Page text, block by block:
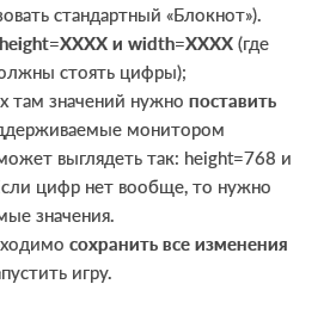
стандартный «Блокнот»).
height=XXXX и width=XXXX(где
стоять цифры);
там значений нужнопоставить
монитором
выглядеть так: height=768 и
цифр нет вообще, то нужно
значения.
сохранить все изменения
игру.